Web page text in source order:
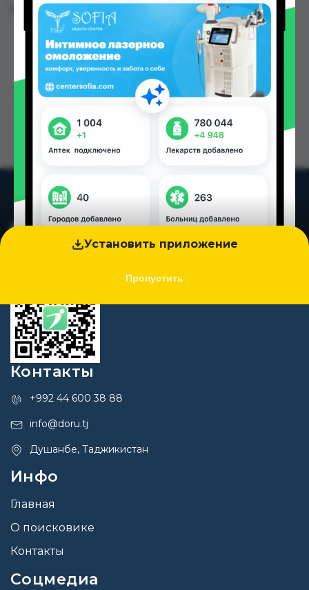
Установить приложение
Пропустить
Цена: от
5.00 TJS
Контакты
+992 44 600 38 88
info@doru.tj
Душанбе, Таджикистан
Инфо
Главная
О поисковике
Контакты
Соцмедиа